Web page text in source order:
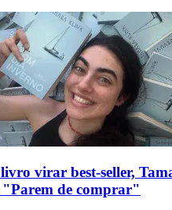
virar best-seller,
"Parem de comprar"